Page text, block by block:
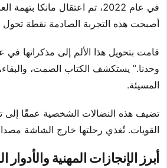
في عام 2022، تم اعتقال مانكا
أصبحت هذه التجربة الصادمة نقطة تحول
وحدنا.” يستكشف الكتاب الصمت،
المسيئة.
تضيف هذه النضالات الشخصية عمقًا إلى
القويات. تُغذي رحلتها خارج الشاشة
أبرز الإنجازات المهنية والأدوار